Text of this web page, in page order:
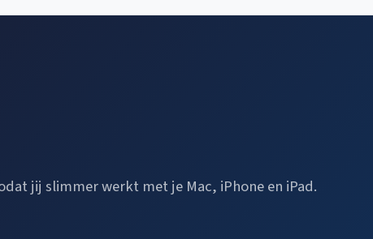
jij slimmer werkt met je Mac, iPhone en iPad.